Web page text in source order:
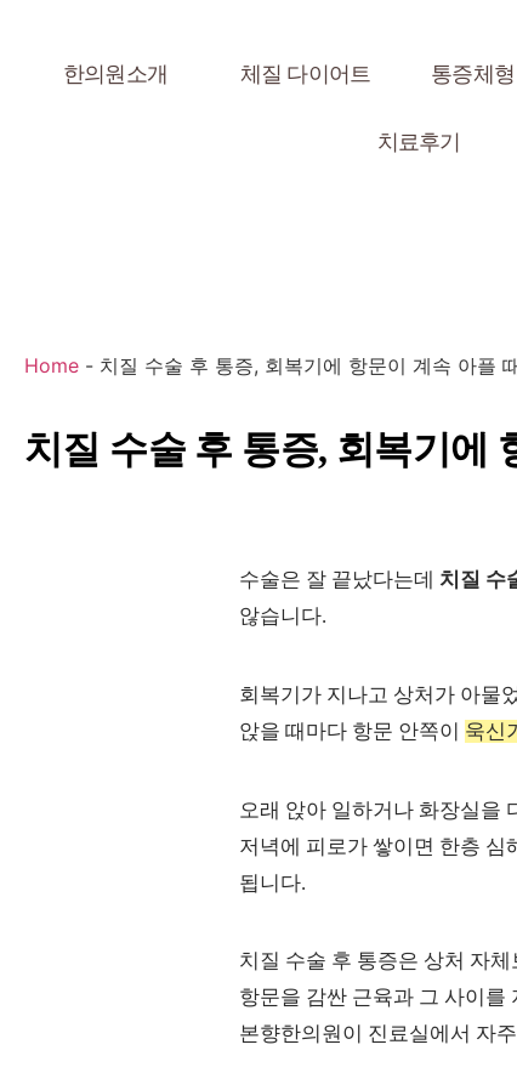
한의원소개 체질 다이어트 통증체형
치료후기
Home - 치질 수술 후 통증, 회복기에 항문이 계속 아플
치질 수술 후 통증, 회복기에
수술은 잘 끝났다는데 치질 수
않습니다.
회복기가 지나고 상처가 아물
앉을 때마다 항문 안쪽이 욱신
오래 앉아 일하거나 화장실을
저녁에 피로가 쌓이면 한층 심
됩니다.
치질 수술 후 통증은 상처 자체
항문을 감싼 근육과 그 사이를
본향한의원이 진료실에서 자